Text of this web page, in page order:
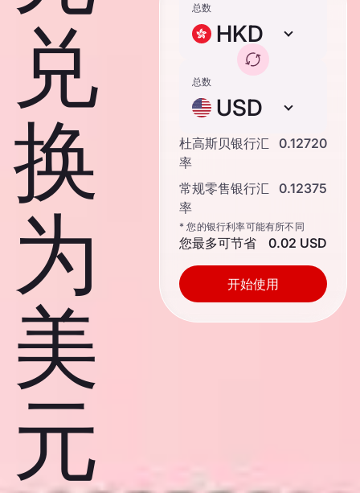
兑
换
为
美
元
总数
HKD
总数
USD
杜高斯贝银行汇
率
0.12720
常规零售银行汇
率
0.12375
* 您的银行利率可能有所不同
您最多可节省 0.02 USD
开始使用